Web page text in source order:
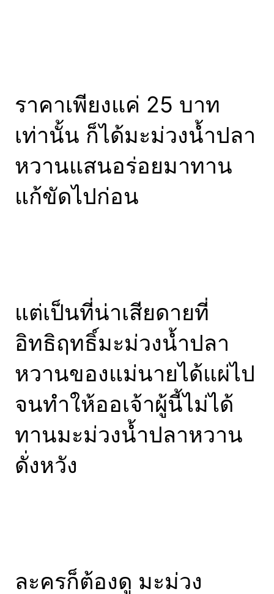
ราคาเพียงแค่ 25 บาท
เท่านั้น ก็ได้มะม่วงน้ำปลา
หวานแสนอร่อยมาทาน
แก้ขัดไปก่อน
แต่เป็นที่น่าเสียดายที่
อิทธิฤทธิ์มะม่วงน้ำปลา
หวานของแม่นายได้แผ่ไป
จนทำให้ออเจ้าผู้นี้ไม่ได้
ทานมะม่วงน้ำปลาหวาน
ดั่งหวัง
ละครก็ต้องดู มะม่วง